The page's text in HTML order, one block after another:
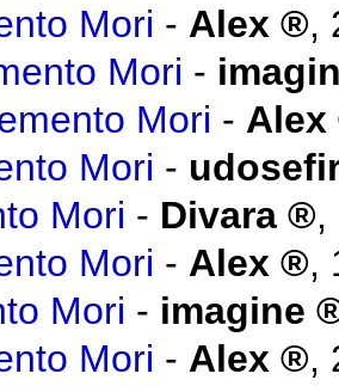
Mori - Alex ,
Mori -
Mori - Alex
Mori -
Mori - Divara ,
Mori - Alex ,
Mori - imagine
Mori - Alex ,